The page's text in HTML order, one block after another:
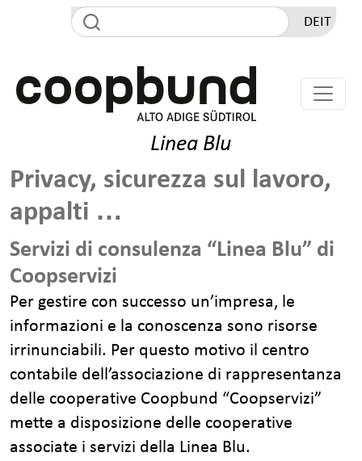
Salta al contenuto principale
DEIT
Linea Blu
Privacy, sicurezza sul lavoro,
appalti …
Servizi di consulenza “Linea Blu” di
Coopservizi
Per gestire con successo un’impresa, le
informazioni e la conoscenza sono risorse
irrinunciabili. Per questo motivo il centro
contabile dell’associazione di rappresentanza
delle cooperative Coopbund “Coopservizi”
mette a disposizione delle cooperative
associate i servizi della Linea Blu.